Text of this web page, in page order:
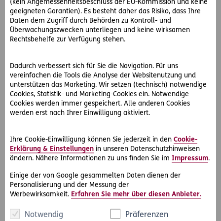
(kein Angemessenheitsbeschluss der EU-Kommission und keine
geeigneten Garantien). Es besteht daher das Risiko, dass Ihre
Daten dem Zugriff durch Behörden zu Kontroll- und
Überwachungszwecken unterliegen und keine wirksamen
Rechtsbehelfe zur Verfügung stehen.
Dadurch verbessert sich für Sie die Navigation. Für uns
vereinfachen die Tools die Analyse der Websitenutzung und
unterstützen das Marketing. Wir setzen (technisch) notwendige
Cookies, Statistik- und Marketing-Cookies ein. Notwendige
Cookies werden immer gespeichert. Alle anderen Cookies
werden erst nach Ihrer Einwilligung aktiviert.
Ihre Cookie-Einwilligung können Sie jederzeit in den Cookie-
Erklärung & Einstellungen in unseren Datenschutzhinweisen
ändern. Nähere Informationen zu uns finden Sie im Impressum.
Einige der von Google gesammelten Daten dienen der
Personalisierung und der Messung der
Werbewirksamkeit. Erfahren Sie mehr über diesen Anbieter.
Notwendig
Präferenzen
Ein Schaden ist vorhanden, nämlich der Kratzer am
Auto von Waldtraud als Vermögensschaden bzw. die
dadurch anfallenden Reparaturkosten.
Der Kratzer wurde durch Anton verursacht, da er seine
prallte.
Für diesen Fall existiert kein gesetzliches Verbot.
Allerdings wurde Waldtrauds Auto beschädigt, also
wurde sie in ihrem Eigentum verletzt, sodass hier eine
rechtswidrige Handlung angenommen werden kann.
sorgfältigen Menschen passieren kann.
Im Ergebnis hat Waldtraud einen Schadenersatzanspruch
in Höhe der Reparaturkosten gegenüber Anton.
Von wem kann Schadensersatz verlangt werden?
Der Schadensersatz kann grundsätzlich vom direkten